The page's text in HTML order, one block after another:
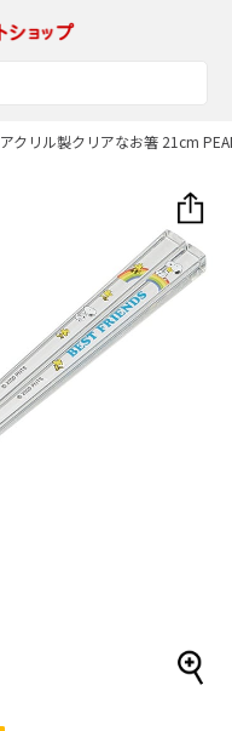
アクリル製クリアなお箸 21cm